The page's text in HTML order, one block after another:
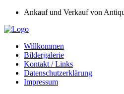
Ankauf und Verkauf von
Willkommen
Bildergalerie
Kontakt / Links
Datenschutzerklärung
Impressum